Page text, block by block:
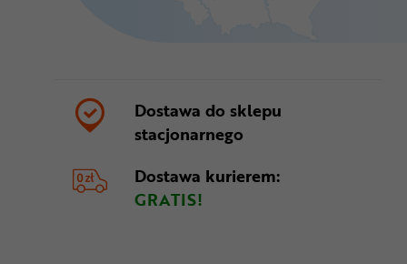
Dostawa do sklepu
stacjonarnego
Dostawa kurierem:
GRATIS!